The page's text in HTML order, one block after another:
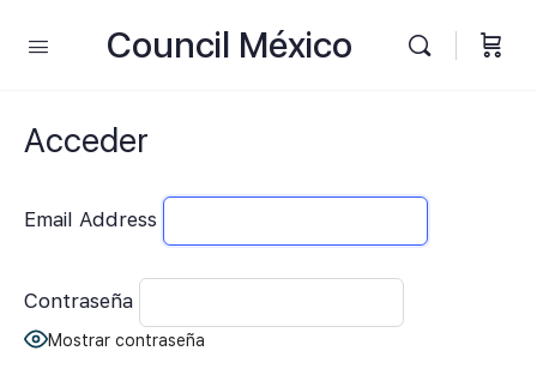
Council México
Acceder
Email Address
Contraseña
Mostrar contraseña